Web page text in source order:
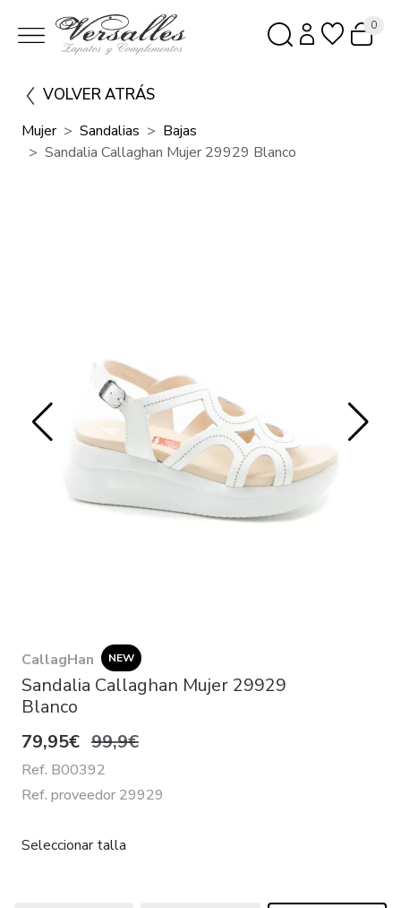
0
VOLVER ATRÁS
Mujer Sandalias
Bajas
Sandalia Callaghan Mujer 29929 Blanco
CallagHan NEW
Sandalia Callaghan Mujer 29929
Blanco
79,95€ 99,9€
Ref. B00392
Ref. proveedor 29929
Seleccionar talla